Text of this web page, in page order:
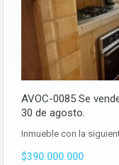
AVOC-0085 Se
30 de agosto.
Inmueble con la
$390.000.000